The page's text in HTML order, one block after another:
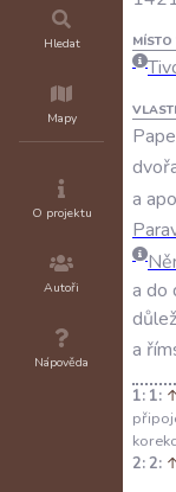
Hledat
Mapy
O projektu
Autoři
Nápověda
a
a do
a
1: ↑
2: ↑